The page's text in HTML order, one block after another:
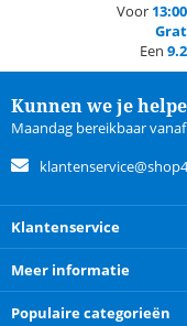
Voor 13:00
Een 9.2
Kunnen we je
Maandag bereikbaar
Klantenservice
Meer informatie
Populaire categorieën